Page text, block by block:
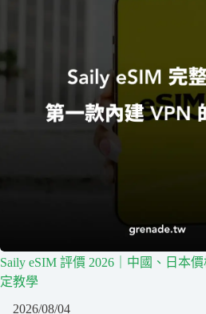
Saily eSIM 評價 2026｜中國、日本
定教學
2026/08/04